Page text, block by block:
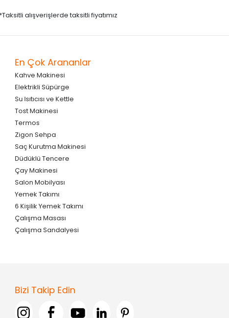
alışverişlerde taksitli fiyatımız
En Çok Arananlar
Kahve Makinesi
Elektrikli Süpürge
Su Isıtıcısı ve Kettle
Tost Makinesi
Termos
Zigon Sehpa
Saç Kurutma Makinesi
Düdüklü Tencere
Çay Makinesi
Salon Mobilyası
Yemek Takımı
6 Kişilik Yemek Takımı
Çalışma Masası
Çalışma Sandalyesi
Bizi Takip Edin